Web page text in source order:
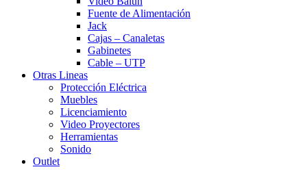
Fuente de Alimentación
Jack
Cajas – Canaletas
Gabinetes
Cable – UTP
Otras Lineas
Protección Eléctrica
Muebles
Licenciamiento
Video Proyectores
Herramientas
Sonido
Outlet